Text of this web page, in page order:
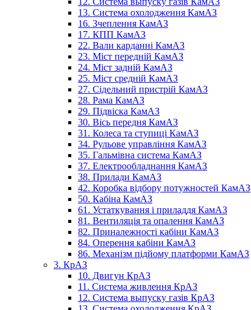
13. Система охолодження КамАЗ
16. Зчеплення КамАЗ
17. КПП КамАЗ
22. Вали карданні КамАЗ
23. Міст передній КамАЗ
24. Міст задній КамАЗ
25. Міст средній КамАЗ
27. Сідельний пристрій КамАЗ
28. Рама КамАЗ
29. Підвіска КамАЗ
30. Вісь передня КамАЗ
31. Колеса та ступиці КамАЗ
34. Рульове управління КамАЗ
35. Гальмівна система КамАЗ
37. Електрообладнання КамАЗ
38. Прилади КамАЗ
42. Коробка відбору потужностей КамАЗ
50. Кабіна КамАЗ
61. Устаткування і приладдя КамАЗ
81. Вентиляція та опалення КамАЗ
82. Приналежності кабіни КамАЗ
84. Оперення кабіни КамАЗ
86. Механізм підйому платформи КамАЗ
3. КрАЗ
10. Двигун КрАЗ
11. Система живлення КрАЗ
12. Система выпуску газів КрАЗ